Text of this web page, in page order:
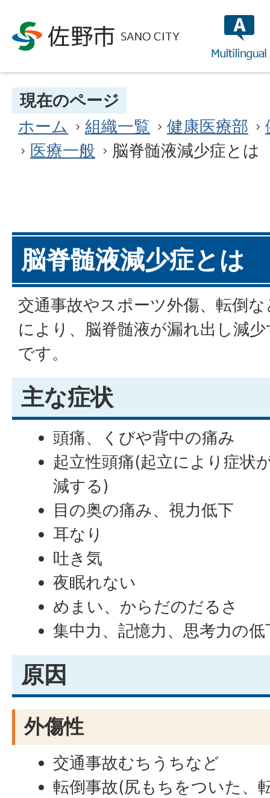
現在のページ
ホーム
組織一覧 健康医療部
医療一般
脳脊髄液減少症とは
脳脊髄液減少症とは
交通事故やスポーツ外傷、転倒
により、脳脊髄液が漏れ出し減
です。
主な症状
頭痛、くびや背中の痛み
起立性頭痛(起立により症状
減する)
目の奥の痛み、視力低下
耳なり
吐き気
夜眠れない
めまい、からだのだるさ
集中力、記憶力、思考力の低
原因
外傷性
交通事故むちうちなど
転倒事故(尻もちをついた、